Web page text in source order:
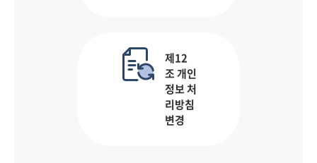
제12
조 개인
정보 처
리방침
변경